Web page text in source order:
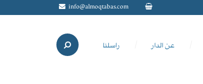
info@almoqtabas.com
عن الدار راسلنا